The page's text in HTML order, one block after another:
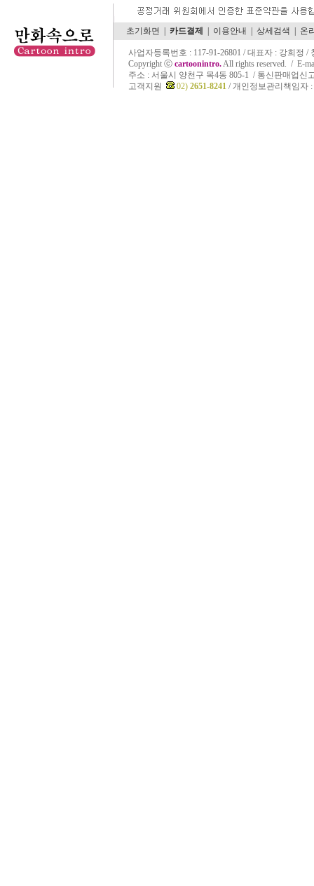
초기화면 카드결제 이용안내 상세검색 온
사업자등록번호 : 117-91-26801 / 대표자 : 강희정 /
Copyright ⓒ cartoonintro.All rights reserved. / E-
주소 : 서울시 양천구 목4동 805-1 / 통신판매업신
고객지원
02) 2651-8241 / 개인정보관리책임